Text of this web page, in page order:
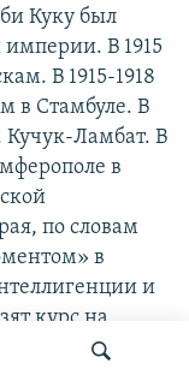
Куку был
В 1915
В 1915-1918
в Стамбуле. В
Кучук-Ламбат. В
в
по словам
в
и
курс на
Крыма